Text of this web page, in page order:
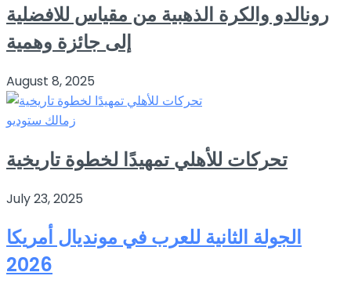
رونالدو والكرة الذهبية من مقياس للافضلية
إلى جائزة وهمية
August 8, 2025
زمالك ستوديو
تحركات للأهلي تمهيدًا لخطوة تاريخية
July 23, 2025
الجولة الثانية للعرب في مونديال أمريكا
2026